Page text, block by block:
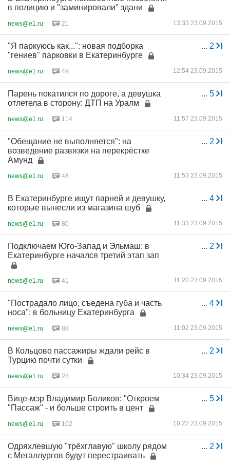
в полицию и "заминировали" здани
news@e1.ru 21 13:33 23.09.2015
... 2
"Я паркуюсь как...": новая подборка
"гениев" парковки в Екатеринбурге
news@e1.ru 49 12:54 23.09.2015
... 5
Парень покатился по дороге, а девушка
отлетела в сторону: ДТП на Уралм
news@e1.ru 114 11:57 23.09.2015
... 2
"Обещание не выполняется": на
возведение развязки на перекрёстке
Амунд
news@e1.ru 48 11:53 23.09.2015
... 4
В Екатеринбурге ищут парней и девушку,
которые вынесли из магазина шуб
news@e1.ru 80 11:33 23.09.2015
... 2
Подключаем Юго-Запад и Эльмаш: в
Екатеринбурге начался третий этап зап
news@e1.ru 41 11:20 23.09.2015
... 4
"Пострадало лицо, съедена губа и часть
носа": в больницу Екатеринбурга
news@e1.ru 88 11:02 23.09.2015
... 2
В Кольцово пассажиры ждали рейс в
Турцию почти сутки
news@e1.ru 28 10:34 23.09.2015
... 5
Вице-мэр Владимир Боликов: "Откроем
"Пассаж" - и больше строить в цент
news@e1.ru 102 10:22 23.09.2015
... 2
Одряхлевшую "трёхглавую" школу рядом
с Металлургов будут перестраивать